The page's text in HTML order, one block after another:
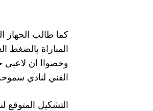
كما طالب الجهاز
المباراة بالضغط
وخصواا ان لاعبي
الفني لنادي
التشكيل المتوقع